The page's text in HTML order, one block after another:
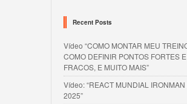
Recent Posts
Vídeo “COMO MONTAR MEU
COMO DEFINIR PONTOS FORTES E
FRACOS, E MUITO MAIS”
Vídeo: “REACT MUNDIAL IRONMAN
2025”